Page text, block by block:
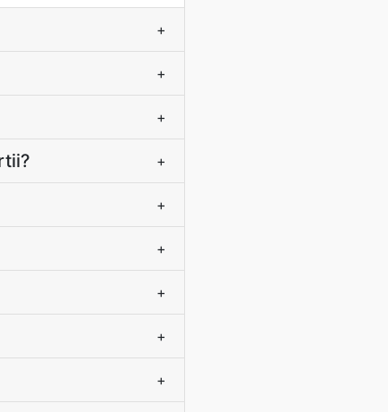
+
+
+
+
+
+
+
+
+